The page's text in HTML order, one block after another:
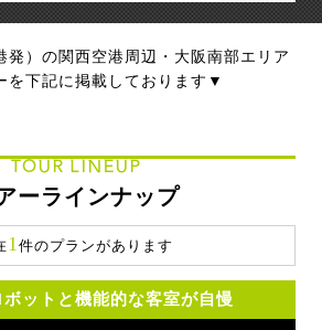
）の関西空港周辺・大阪南部エリア
を下記に掲載しております▼
TOUR LINEUP
ーラインナップ
1 件のプランがあります
ットと機能的な客室が自慢